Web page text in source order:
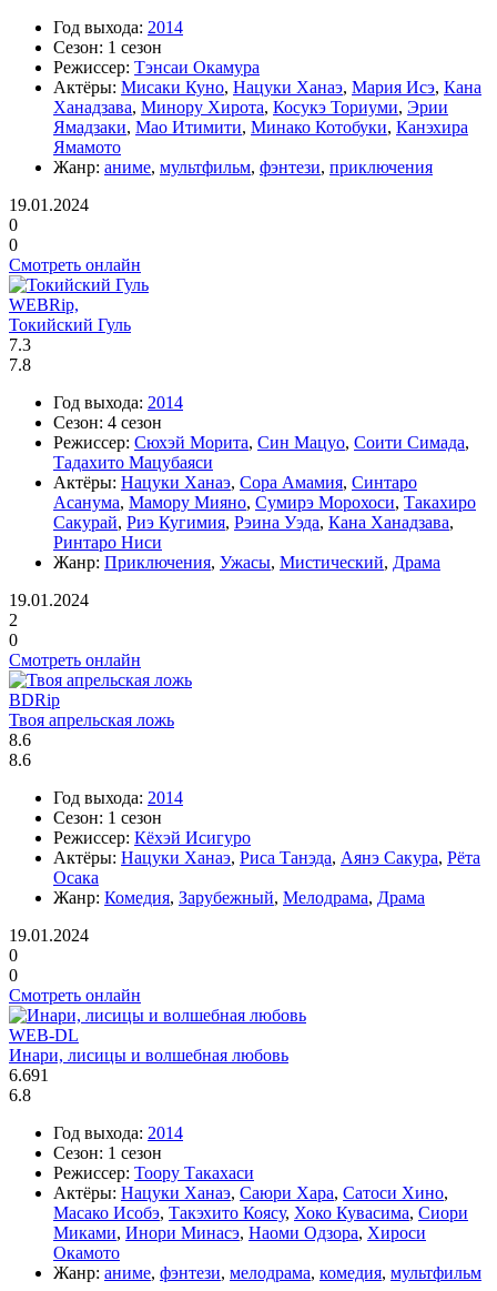
Год выхода: 2014
Сезон: 1 сезон
Режиссер: Тэнсаи Окамура
Актёры: Мисаки Куно, Нацуки Ханаэ, Мария Исэ, Кана
Ханадзава, Минору Хирота, Косукэ Ториуми, Эрии
Ямадзаки, Мао Итимити, Минако Котобуки, Канэхира
Ямамото
Жанр: аниме, мультфильм, фэнтези, приключения
19.01.2024
0
0
Смотреть онлайн
WEBRip,
Токийский Гуль
7.3
7.8
Год выхода: 2014
Сезон: 4 сезон
Режиссер: Сюхэй Морита, Син Мацуо, Соити Симада,
Тадахито Мацубаяси
Актёры: Нацуки Ханаэ, Сора Амамия, Синтаро
Асанума, Мамору Мияно, Сумирэ Морохоси, Такахиро
Сакурай, Риэ Кугимия, Рэина Уэда, Кана Ханадзава,
Ринтаро Ниси
Жанр: Приключения, Ужасы, Мистический, Драма
19.01.2024
2
0
Смотреть онлайн
BDRip
Твоя апрельская ложь
8.6
8.6
Год выхода: 2014
Сезон: 1 сезон
Режиссер: Кёхэй Исигуро
Актёры: Нацуки Ханаэ, Риса Танэда, Аянэ Сакура, Рёта
Осака
Жанр: Комедия, Зарубежный, Мелодрама, Драма
19.01.2024
0
0
Смотреть онлайн
WEB-DL
Инари, лисицы и волшебная любовь
6.691
6.8
Год выхода: 2014
Сезон: 1 сезон
Режиссер: Тоору Такахаси
Актёры: Нацуки Ханаэ, Саюри Хара, Сатоси Хино,
Масако Исобэ, Такэхито Коясу, Хоко Кувасима, Сиори
Миками, Инори Минасэ, Наоми Одзора, Хироси
Окамото
Жанр: аниме, фэнтези, мелодрама, комедия, мультфильм